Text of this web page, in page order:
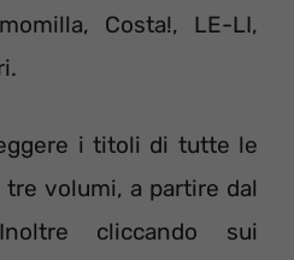
Costa!, LE-LI,
i titoli di tutte le
volumi, a partire dal
cliccando sui